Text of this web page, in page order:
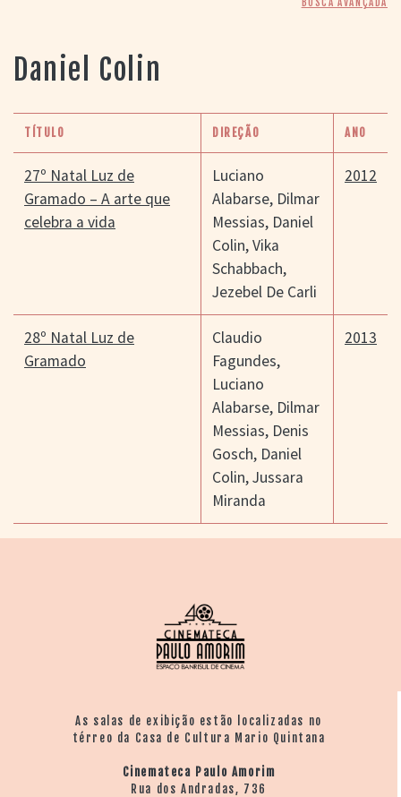
PORTAL DO
CINEMA GAÚCHO
> LISTA DE FILMES
> FILMOGRAFIAS DE
CINEASTAS
> DISCOGRAFIAS
> BIBLIOGRAFIAS
BUSCA AVANÇADA
Daniel Colin
TÍTULO DIREÇÃO ANO
27º Natal Luz de
Gramado – A arte que
celebra a vida
Luciano
Alabarse, Dilmar
Messias, Daniel
Colin,Vika
Schabbach,
Jezebel De Carli
2012
28º Natal Luz de
Gramado
Claudio
Fagundes,
Luciano
Alabarse, Dilmar
Messias, Denis
Gosch, Daniel
Colin,Jussara
Miranda
2013
As salas de exibição estão localizadas no
térreo da Casa de Cultura Mario Quintana
Cinemateca Paulo Amorim
Rua dos Andradas, 736